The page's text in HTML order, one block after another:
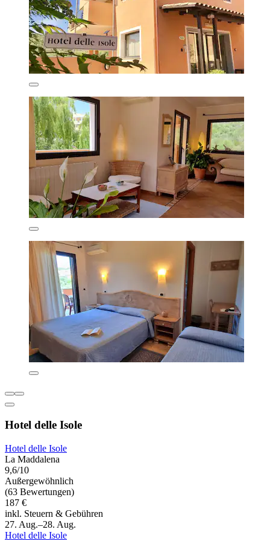
Hotel delle Isole
Hotel delle Isole
La Maddalena
9,6/10
Außergewöhnlich
(63 Bewertungen)
187 €
inkl. Steuern & Gebühren
27. Aug.–28. Aug.
Hotel delle Isole